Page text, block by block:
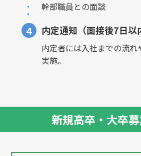
幹部職員との面談
４ 内定通知（面接後7日以
内定者には入社までの流れ
実施。
新規高卒・大卒